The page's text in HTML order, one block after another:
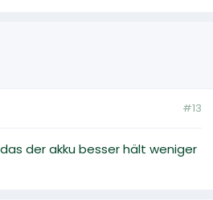
#13
der akku besser hält weniger